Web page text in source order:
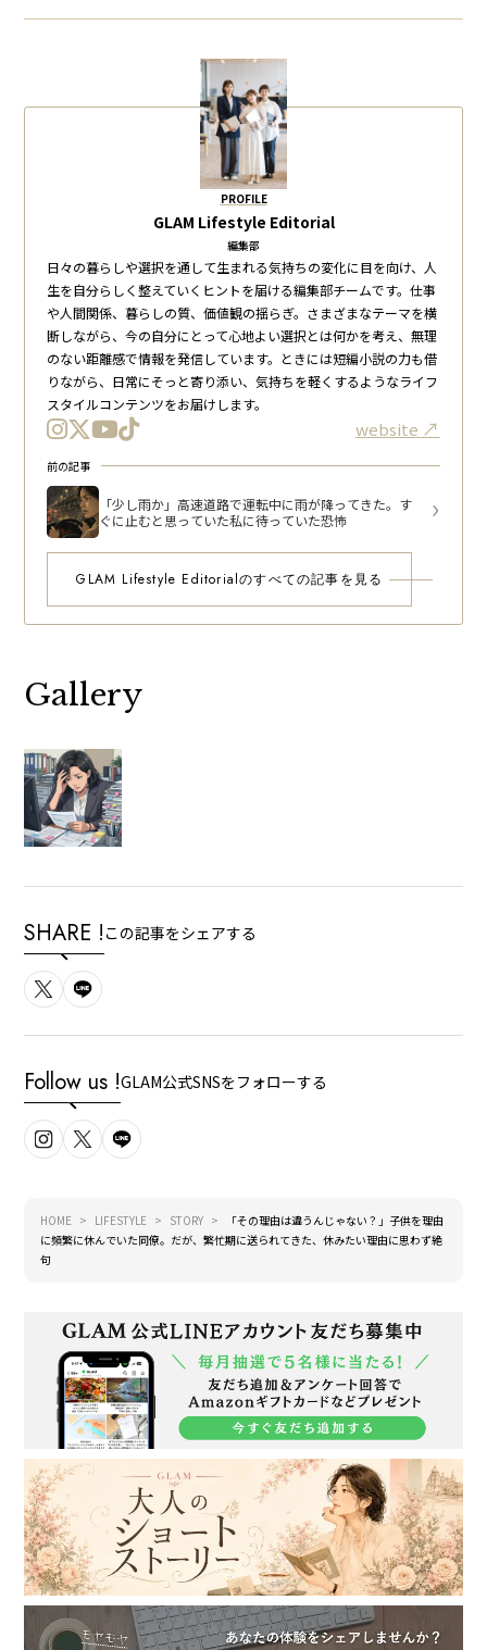
PROFILE
GLAM Lifestyle Editorial
編集部
日々の暮らしや選択を通して生まれる気持ちの変化に目を向け、人
生を自分らしく整えていくヒントを届ける編集部チームです。仕事
や人間関係、暮らしの質、価値観の揺らぎ。さまざまなテーマを横
断しながら、今の自分にとって心地よい選択とは何かを考え、無理
のない距離感で情報を発信しています。ときには短編小説の力も借
りながら、日常にそっと寄り添い、気持ちを軽くするようなライフ
スタイルコンテンツをお届けします。
website
前の記事
「少し雨か」高速道路で運転中に雨が降ってきた。す
ぐに止むと思っていた私に待っていた恐怖
GLAM Lifestyle Editorialのすべての記事を見る
Gallery
SHARE ! この記事をシェアする
Follow us !GLAM公式SNSをフォローする
HOME LIFESTYLE STORY
「その理由は違うんじゃない？」子供を理由
に頻繁に休んでいた同僚。だが、繁忙期に送られてきた、休みたい理由に思わず絶
句